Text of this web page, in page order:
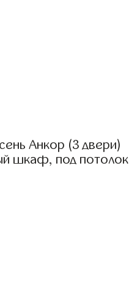
Анкор (3 двери)
шкаф, под потолок